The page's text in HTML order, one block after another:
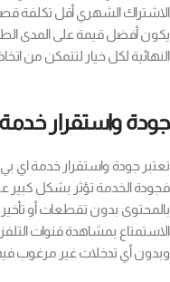
الاشتراك الشهري أقل تكلفة
يكون أفضل قيمة على المدى
النهائية لكل خيار لتتمكن من
جودة واستقرار
تعتبر جودة واستقرار خدمة اي بي
فجودة الخدمة تؤثر بشكل كبير
بالمحتوى بدون تقطعات أو
الاستمتاع بمشاهدة قنوات
وبدون أي تدخلات غير مرغوب